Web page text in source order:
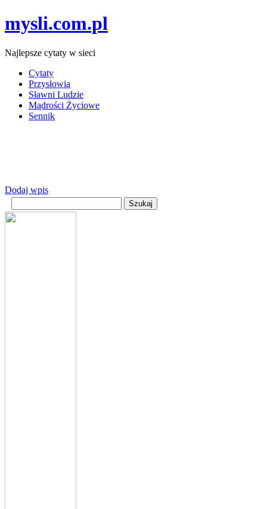
mysli.com.pl
Najlepsze cytaty w sieci
Cytaty
Przysłowia
Sławni Ludzie
Mądrości Życiowe
Sennik
Dodaj wpis